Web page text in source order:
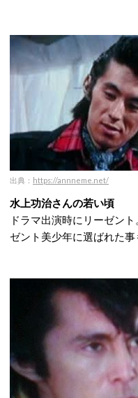
出典： https://annneme.net/
水上功治さんの若い頃
ドラマ出演時にリーゼン
ゼント美少年に選ばれた事